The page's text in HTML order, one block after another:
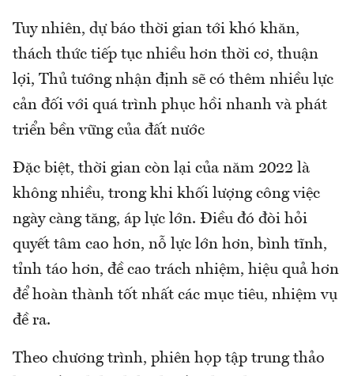
Tuy nhiên, dự báo thời gian tới khó khăn,
thách thức tiếp tục nhiều hơn thời cơ, thuận
lợi, Thủ tướng nhận định sẽ có thêm nhiều lực
cản đối với quá trình phục hồi nhanh và phát
triển bền vững của đất nước
Đặc biệt, thời gian còn lại của năm 2022 là
không nhiều, trong khi khối lượng công việc
ngày càng tăng, áp lực lớn. Điều đó đòi hỏi
quyết tâm cao hơn, nỗ lực lớn hơn, bình tĩnh,
tỉnh táo hơn, đề cao trách nhiệm, hiệu quả hơn
để hoàn thành tốt nhất các mục tiêu, nhiệm vụ
đề ra.
Theo chương trình, phiên họp tập trung thảo